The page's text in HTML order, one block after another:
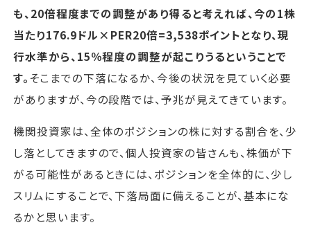
も、20倍程度までの調整があり得ると考えれば、今の1株
当たり176.9ドル×PER20倍=3,538ポイントとなり、現
行水準から、15％程度の調整が起こりうるということで
す。 そこまでの下落になるか、今後の状況を見ていく必要
がありますが、今の段階では、予兆が見えてきています。
機関投資家は、全体のポジションの株に対する割合を、少
し落としてきますので、個人投資家の皆さんも、株価が下
がる可能性があるときには、ポジションを全体的に、少し
スリムにすることで、下落局面に備えることが、基本にな
るかと思います。